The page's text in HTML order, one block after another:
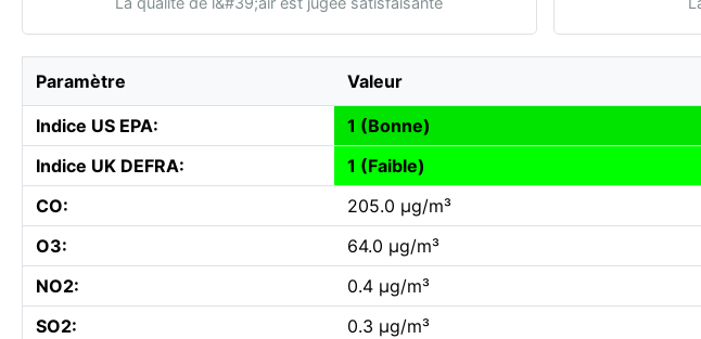
Paramètre Valeur
Indice US EPA:
1 (Bonne)
Indice UK DEFRA:
1 (Faible)
CO:
205.0 µg/m³
O3:
64.0 µg/m³
NO2:
0.4 µg/m³
SO2:
0.3 µg/m³